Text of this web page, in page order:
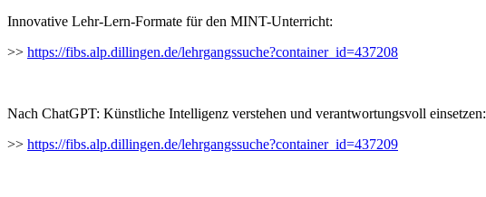
Innovative Lehr-Lern-Formate für den MINT-Unterricht:
>> https://fibs.alp.dillingen.de/lehrgangssuche?container_id=437208
Nach ChatGPT: Künstliche Intelligenz verstehen und verantwortungsvoll einsetzen:
>> https://fibs.alp.dillingen.de/lehrgangssuche?container_id=437209